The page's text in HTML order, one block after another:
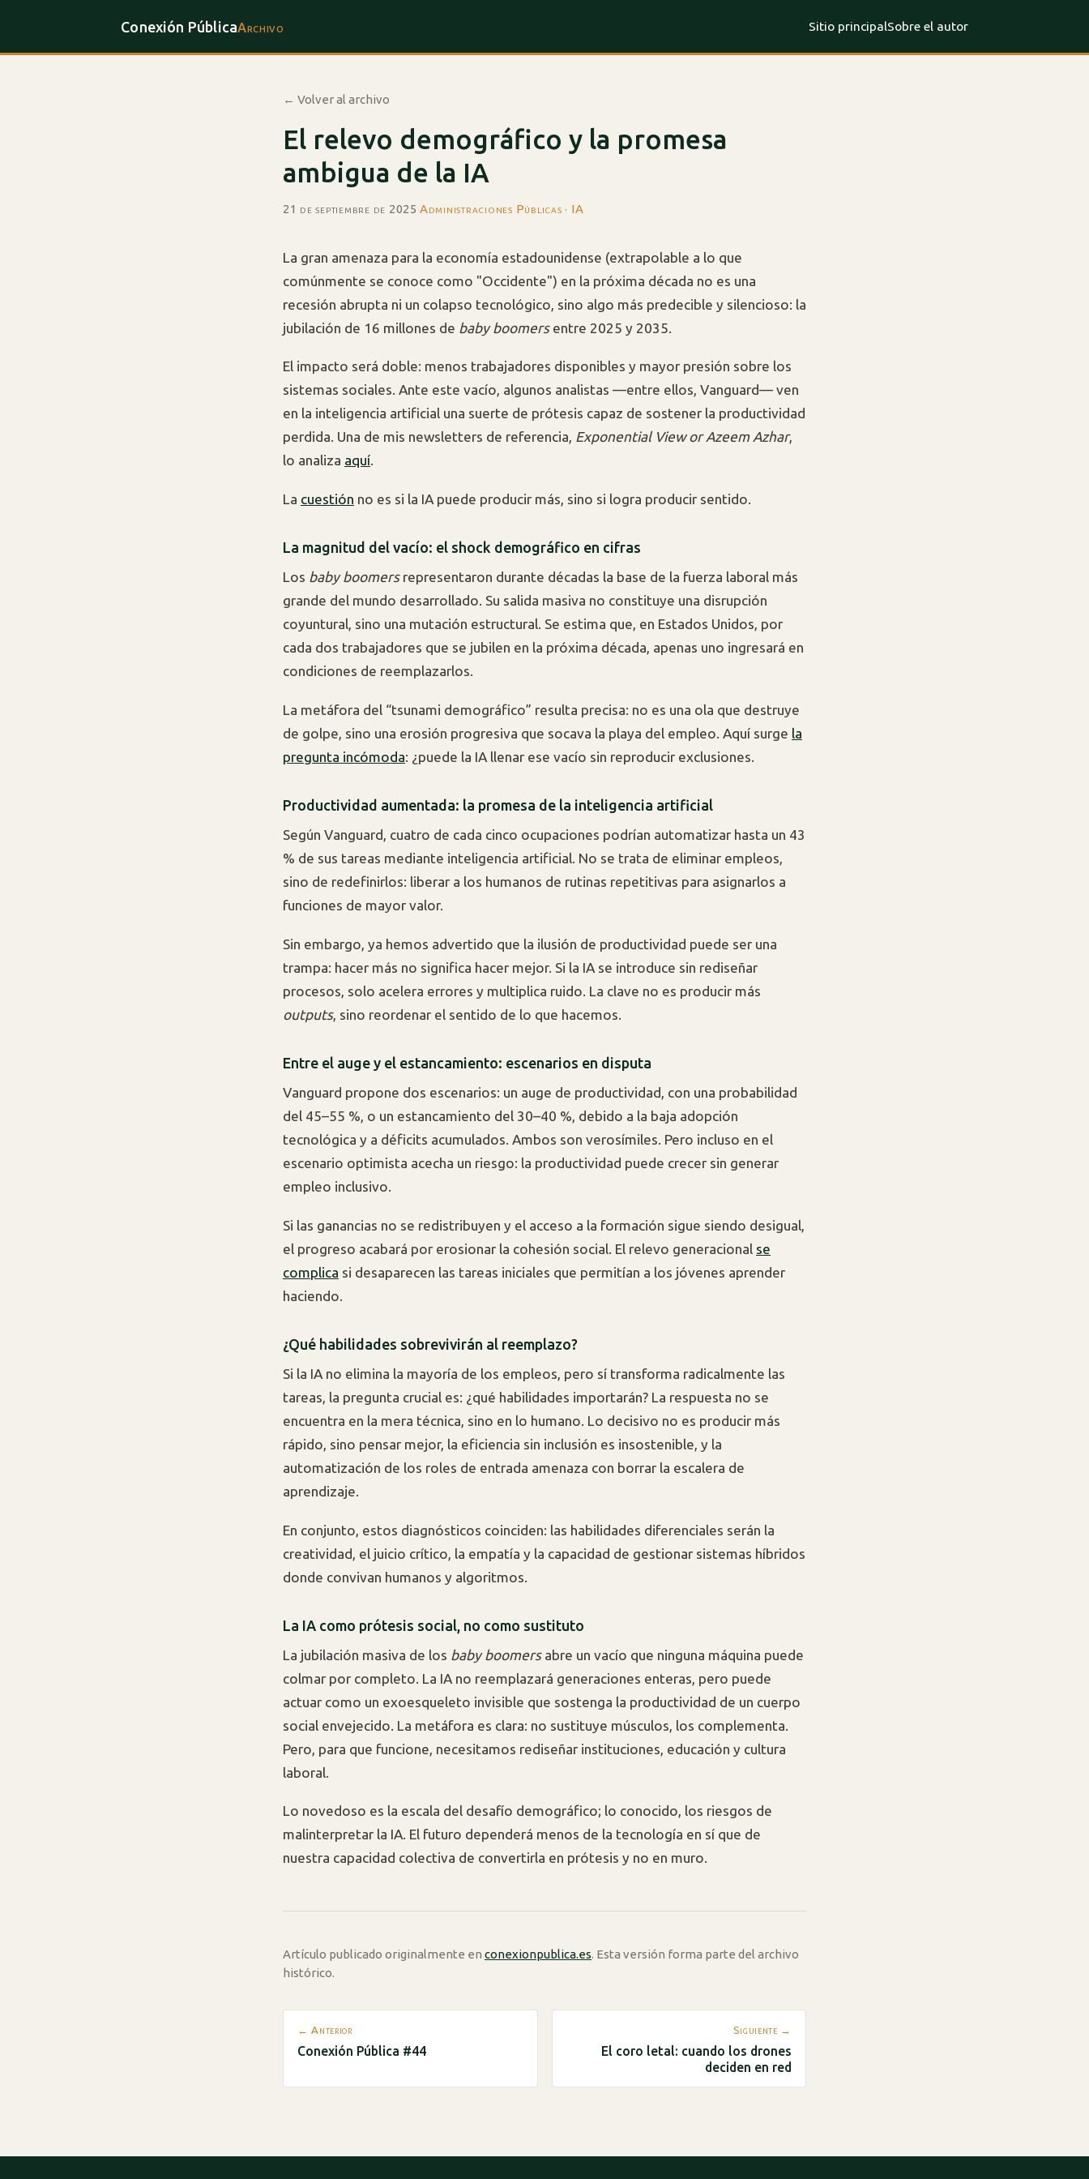
Conexión PúblicaArchivo Sitio principalSobre el autor
← Volver al archivo
El relevo demográfico y la promesa
ambigua de la IA
21 de septiembre de 2025·Administraciones Públicas · IA
La gran amenaza para la economía estadounidense (extrapolable a lo que
comúnmente se conoce como "Occidente") en la próxima década no es una
recesión abrupta ni un colapso tecnológico, sino algo más predecible y silencioso: la
jubilación de 16 millones de baby boomersentre 2025 y 2035.
El impacto será doble: menos trabajadores disponibles y mayor presión sobre los
sistemas sociales. Ante este vacío, algunos analistas —entre ellos, Vanguard— ven
en la inteligencia artificial una suerte de prótesis capaz de sostener la productividad
perdida. Una de mis newsletters de referencia, Exponential View or Azeem Azhar,
lo analiza aquí.
La cuestión no es si la IA puede producir más, sino si logra producir sentido.
La magnitud del vacío: el shock demográfico en cifras
Los baby boomersrepresentaron durante décadas la base de la fuerza laboral más
grande del mundo desarrollado. Su salida masiva no constituye una disrupción
coyuntural, sino una mutación estructural. Se estima que, en Estados Unidos, por
cada dos trabajadores que se jubilen en la próxima década, apenas uno ingresará en
condiciones de reemplazarlos.
La metáfora del “tsunami demográfico” resulta precisa: no es una ola que destruye
de golpe, sino una erosión progresiva que socava la playa del empleo. Aquí surge la
pregunta incómoda: ¿puede la IA llenar ese vacío sin reproducir exclusiones.
Productividad aumentada: la promesa de la inteligencia artificial
Según Vanguard, cuatro de cada cinco ocupaciones podrían automatizar hasta un 43
% de sus tareas mediante inteligencia artificial. No se trata de eliminar empleos,
sino de redefinirlos: liberar a los humanos de rutinas repetitivas para asignarlos a
funciones de mayor valor.
Sin embargo, ya hemos advertido que la ilusión de productividad puede ser una
trampa: hacer más no significa hacer mejor. Si la IA se introduce sin rediseñar
procesos, solo acelera errores y multiplica ruido. La clave no es producir más
outputs, sino reordenar el sentido de lo que hacemos.
Entre el auge y el estancamiento: escenarios en disputa
Vanguard propone dos escenarios: un auge de productividad, con una probabilidad
del 45–55 %, o un estancamiento del 30–40 %, debido a la baja adopción
tecnológica y a déficits acumulados. Ambos son verosímiles. Pero incluso en el
escenario optimista acecha un riesgo: la productividad puede crecer sin generar
empleo inclusivo.
Si las ganancias no se redistribuyen y el acceso a la formación sigue siendo desigual,
el progreso acabará por erosionar la cohesión social. El relevo generacional se
complica si desaparecen las tareas iniciales que permitían a los jóvenes aprender
haciendo.
¿Qué habilidades sobrevivirán al reemplazo?
Si la IA no elimina la mayoría de los empleos, pero sí transforma radicalmente las
tareas, la pregunta crucial es: ¿qué habilidades importarán? La respuesta no se
encuentra en la mera técnica, sino en lo humano. Lo decisivo no es producir más
rápido, sino pensar mejor, la eficiencia sin inclusión es insostenible, y la
automatización de los roles de entrada amenaza con borrar la escalera de
aprendizaje.
En conjunto, estos diagnósticos coinciden: las habilidades diferenciales serán la
creatividad, el juicio crítico, la empatía y la capacidad de gestionar sistemas híbridos
donde convivan humanos y algoritmos.
La IA como prótesis social, no como sustituto
La jubilación masiva de los baby boomersabre un vacío que ninguna máquina puede
colmar por completo. La IA no reemplazará generaciones enteras, pero puede
actuar como un exoesqueleto invisible que sostenga la productividad de un cuerpo
social envejecido. La metáfora es clara: no sustituye músculos, los complementa.
Pero, para que funcione, necesitamos rediseñar instituciones, educación y cultura
laboral.
Lo novedoso es la escala del desafío demográfico; lo conocido, los riesgos de
malinterpretar la IA. El futuro dependerá menos de la tecnología en sí que de
nuestra capacidad colectiva de convertirla en prótesis y no en muro.
Artículo publicado originalmente en conexionpublica.es. Esta versión forma parte del archivo
histórico.
← Anterior
Conexión Pública #44
Siguiente →
El coro letal: cuando los drones
deciden en red